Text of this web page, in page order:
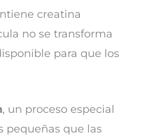
creatina
no se transforma
para que los
, un proceso especial
pequeñas que las